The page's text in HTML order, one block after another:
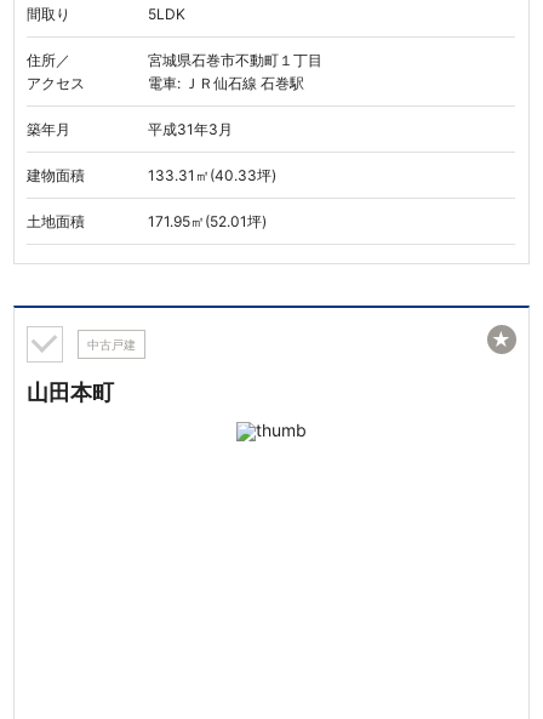
間取り 5LDK
住所／
アクセス
宮城県石巻市不動町１丁目
電車: ＪＲ仙石線 石巻駅
築年月 平成31年3月
建物面積 133.31㎡(40.33坪)
土地面積 171.95㎡(52.01坪)
中古戸建
山田本町
★